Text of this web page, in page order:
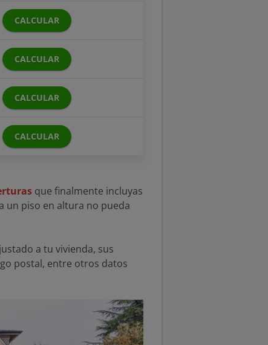
CALCULAR
CALCULAR
CALCULAR
CALCULAR
que finalmente incluyas
un piso en altura no pueda
a tu vivienda, sus
postal, entre otros datos